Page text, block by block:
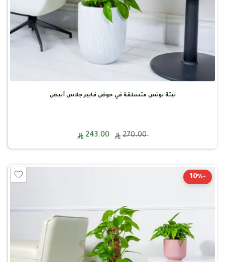
نبتة بوتس متسلقة في حوض فايبر جلاس أبيض
270.00
243.00
-10%